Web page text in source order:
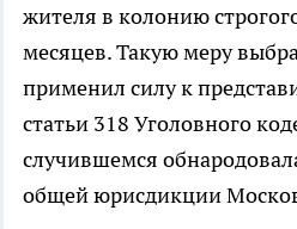
жителя в колонию
месяцев. Такую меру
применил силу к
статьи 318 Уголовного
случившемся
общей юрисдикции